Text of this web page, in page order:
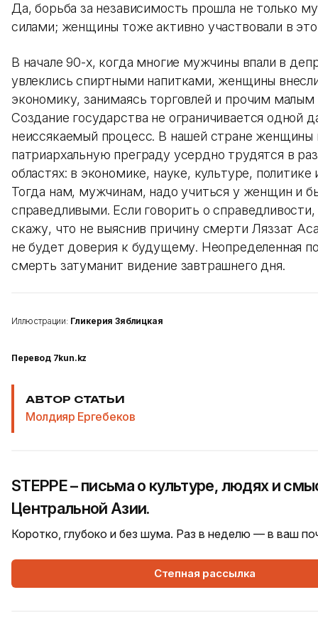
Да, борьба за независимость прошла не только
силами; женщины тоже активно участвовали в
В начале 90-х, когда многие мужчины впали в
увлеклись спиртными напитками, женщины
экономику, занимаясь торговлей и прочим малым
Создание государства не ограничивается одной
неиссякаемый процесс. В нашей стране женщины
патриархальную преграду усердно трудятся в
областях: в экономике, науке, культуре, политике
Тогда нам, мужчинам, надо учиться у женщин и
справедливыми. Если говорить о
скажу, что не выяснив причину смерти Ляззат
не будет доверия к будущему. Неопределенная
смерть затуманит видение завтрашнего дня.
Иллюстрации: Гликерия Зяблицкая
Перевод 7kun.kz
АВТОР СТАТЬИ
Молдияр Ергебеков
STEPPE – письма о культуре, людях и
Центральной Азии.
Коротко, глубоко и без шума. Раз в неделю — в ваш
Степная рассылка